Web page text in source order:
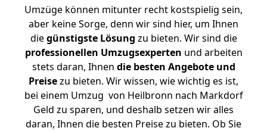
Umzüge können mitunter recht kostspielig sein,
aber keine Sorge, denn wir sind hier, um Ihnen
diegünstigste Lösung zu bieten. Wir sind die
professionellen Umzugsexperten und arbeiten
stets daran, Ihnen die besten Angebote und
Preisezu bieten. Wir wissen, wie wichtig es ist,
bei einem Umzug von Heilbronn nach Markdorf
Geld zu sparen, und deshalb setzen wir alles
daran, Ihnen die besten Preise zu bieten. Ob Sie